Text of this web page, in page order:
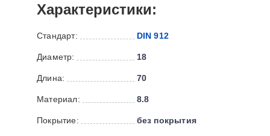
Характеристики:
Стандарт: DIN 912
Диаметр: 18
Длина: 70
Материал: 8.8
Покрытие: без покрытия